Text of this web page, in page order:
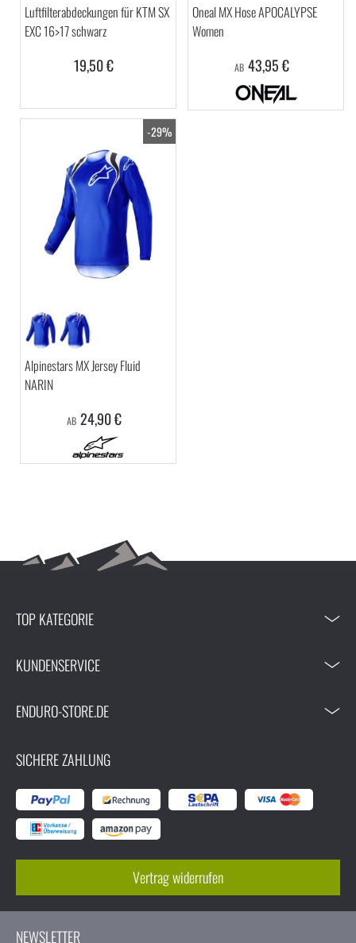
Luftfilterabdeckungen für KTM SX
EXC 16>17 schwarz
19,50 €
Oneal MX Hose APOCALYPSE
Women
AB 43,95 €
-29%
Alpinestars MX Jersey Fluid
NARIN
AB 24,90 €
TOP KATEGORIE
KUNDENSERVICE
ENDURO-STORE.DE
SICHERE ZAHLUNG
Vertrag widerrufen
NEWSLETTER